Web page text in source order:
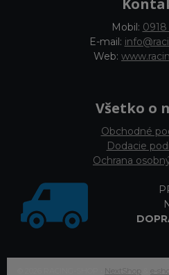
Mobil: 0918
E-mail:
Web:
Všetko o
Obchodné
Dodacie
Ochrana
NextShop e-